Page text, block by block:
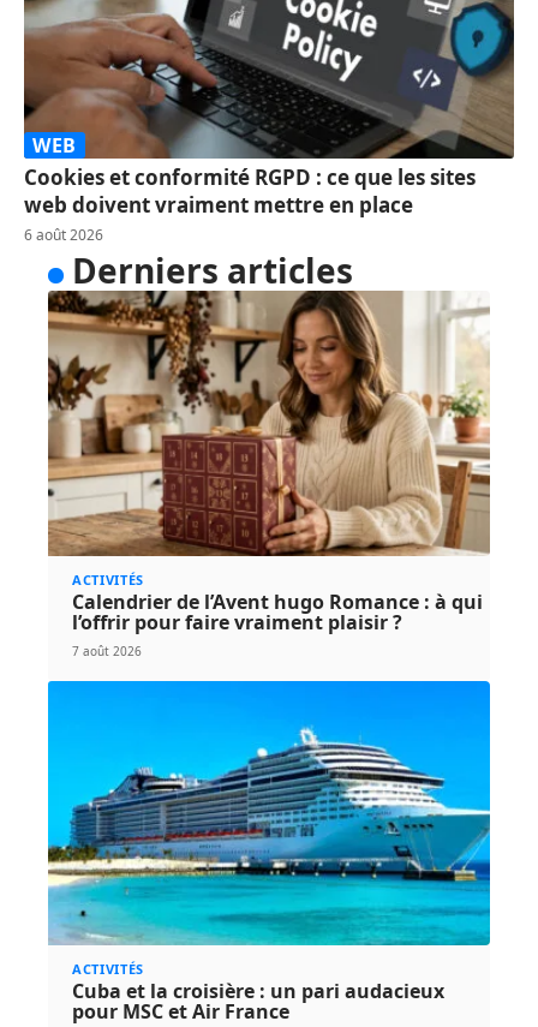
WEB
Cookies et conformité RGPD : ce que les sites
web doivent vraiment mettre en place
6 août 2026
Derniers articles
ACTIVITÉS
Calendrier de l’Avent hugo Romance : à qui
l’offrir pour faire vraiment plaisir ?
7 août 2026
ACTIVITÉS
Cuba et la croisière : un pari audacieux
pour MSC et Air France